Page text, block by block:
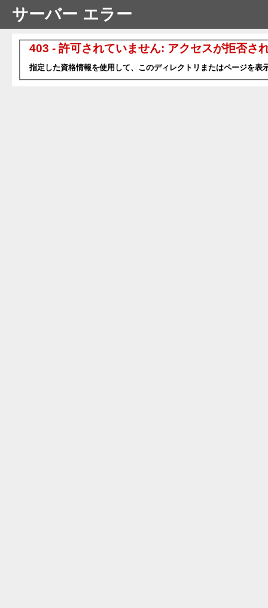
サーバー エラー
403 - 許可されていません: アクセスが拒否さ
指定した資格情報を使用して、このディレクトリまたはページを表